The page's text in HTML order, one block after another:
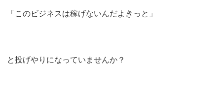
「このビジネスは稼げないんだよきっと」
と投げやりになっていませんか？